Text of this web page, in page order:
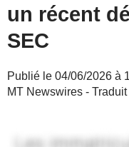
un récent
SEC
Publié le 04/06/2026 à
MT Newswires -